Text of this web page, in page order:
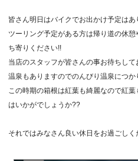
皆さん明日はバイクでお出かけ予定は
ツーリング予定がある方は帰り道の休
ち寄りください!!
当店のスタッフが皆さんの事お待ちし
温泉もありますのでのんびり温泉につ
この時期の箱根は紅葉も綺麗なので紅
はいかがでしょうか??
それではみなさん良い休日をお過ごし